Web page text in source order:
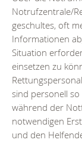
Notrufzentrale/
geschultes, oft
Informationen
Situation
einsetzen zu
sind personell
während der
notwendigen
und den